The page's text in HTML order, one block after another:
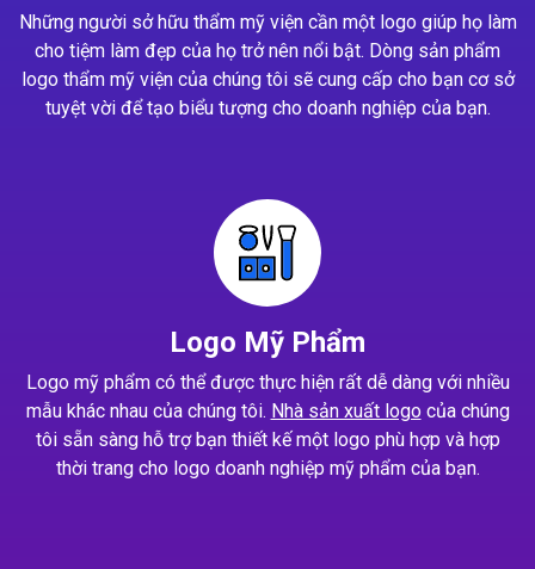
Những người sở hữu thẩm mỹ viện cần một logo giúp họ làm
cho tiệm làm đẹp của họ trở nên nổi bật. Dòng sản phẩm
logo thẩm mỹ viện của chúng tôi sẽ cung cấp cho bạn cơ sở
tuyệt vời để tạo biểu tượng cho doanh nghiệp của bạn.
Logo Mỹ Phẩm
Logo mỹ phẩm có thể được thực hiện rất dễ dàng với nhiều
mẫu khác nhau của chúng tôi. Nhà sản xuất logocủa chúng
tôi sẵn sàng hỗ trợ bạn thiết kế một logo phù hợp và hợp
thời trang cho logo doanh nghiệp mỹ phẩm của bạn.